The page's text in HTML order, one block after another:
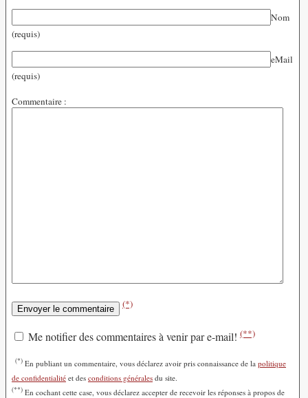
Nom
(requis)
eMail
(requis)
Commentaire :
(*)
Me notifier des commentaires à venir par e-mail! (**)
(*) En publiant un commentaire, vous déclarez avoir pris connaissance de la politique
de confidentialité et des conditions générales du site.
(**) En cochant cette case, vous déclarez accepter de recevoir les réponses à propos de